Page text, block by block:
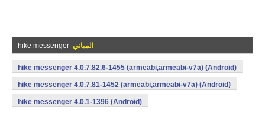
hike messenger المباني
hike messenger 4.0.7.82.6-1455 (armeabi,armeabi-v7a) (Android)
hike messenger 4.0.7.81-1452 (armeabi,armeabi-v7a) (Android)
hike messenger 4.0.1-1396 (Android)